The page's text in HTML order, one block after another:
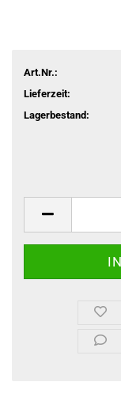
Art.Nr.:
Lieferzeit:
Lagerbestand: